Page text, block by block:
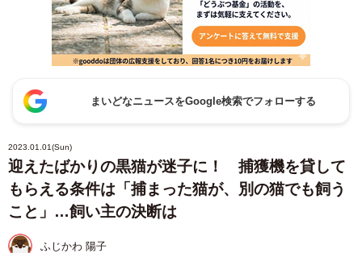
まいどなニュースをGoogle検索でフォローする
2023.01.01(Sun)
迎えたばかりの黒猫が迷子に！ 捕獲機を貸して
もらえる条件は「捕まった猫が、別の猫でも飼う
こと」…飼い主の決断は
ふじかわ 陽子